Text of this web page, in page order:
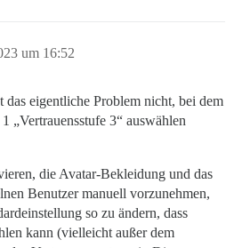
um 16:52
das eigentliche Problem nicht, bei dem
„Vertrauensstufe 3“ auswählen
die Avatar-Bekleidung und das
Benutzer manuell vorzunehmen,
so zu ändern, dass
kann (vielleicht außer dem